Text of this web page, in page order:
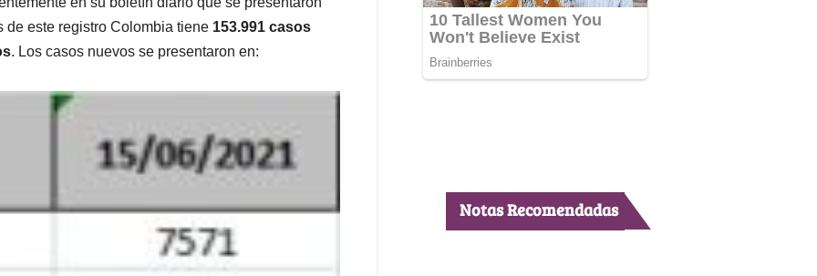
de este registro Colombia tiene 153.991 casos
. Los casos nuevos se presentaron en:
Notas Recomendadas